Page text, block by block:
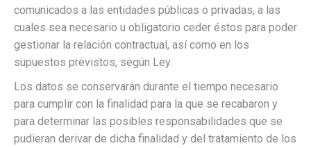
comunicados a las entidades públicas o privadas, a las
cuales sea necesario u obligatorio ceder éstos para poder
gestionar la relación contractual, así como en los
supuestos previstos, según Ley.
Los datos se conservarán durante el tiempo necesario
para cumplir con la finalidad para la que se recabaron y
para determinar las posibles responsabilidades que se
pudieran derivar de dicha finalidad y del tratamiento de los